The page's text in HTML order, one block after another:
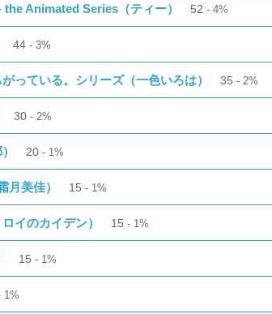
Animated Series（ティー） 52 4%
44 3%
っている。シリーズ（一色いろは） 35 2%
30 2%
20 1%
月美佳） 15 1%
イのカイデン） 15 1%
15 1%
1%